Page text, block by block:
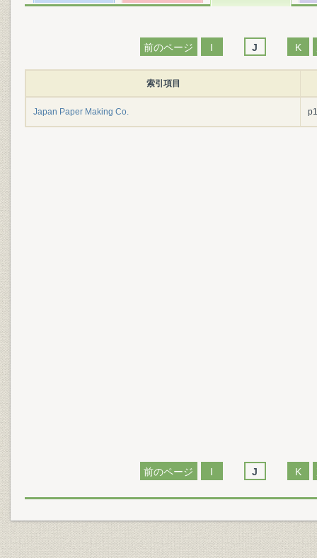
前のページ I J K
索引項目
Japan Paper Making Co.
前のページ I J K